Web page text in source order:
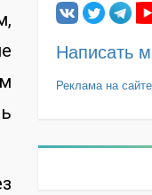
Написать
Реклама на сайте